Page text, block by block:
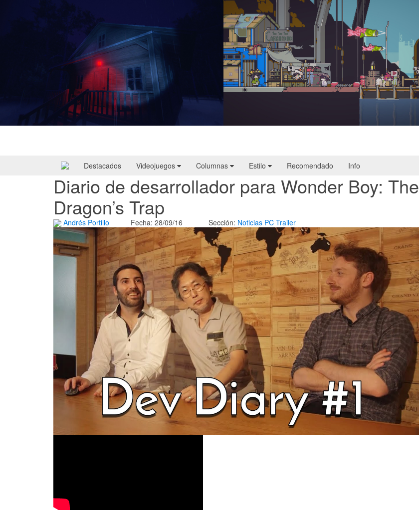
Destacados Videojuegos Columnas Estilo Recomendado Info
Diario de desarrollador para Wonder Boy: The
Dragon’s Trap
Andrés Portillo Fecha: 28/09/16 Sección: Noticias PC Trailer